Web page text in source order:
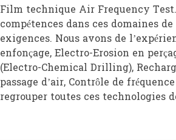
Film technique Air Frequency
compétences dans ces domaines
exigences. Nous avons de
enfonçage, Electro-Erosion en
(Electro-Chemical Drilling),
passage d’air, Contrôle de
regrouper toutes ces technologies